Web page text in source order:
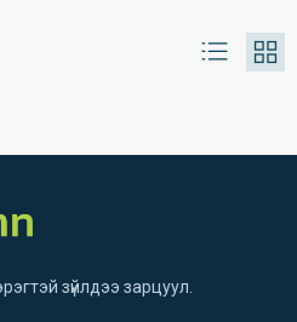
зүйлдээ зарцуул.